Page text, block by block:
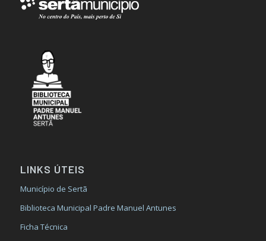
LINKS ÚTEIS
Município de Sertã
Biblioteca Municipal Padre Manuel Antunes
Ficha Técnica